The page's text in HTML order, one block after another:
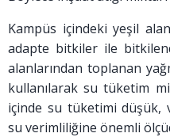
Kampüs içindeki yeşil
adapte bitkiler ile
alanlarından toplanan
kullanılarak su tüketim
içinde su tüketimi düşük,
su verimliliğine önemli